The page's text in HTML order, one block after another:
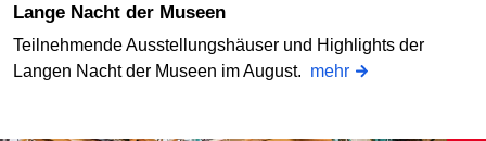
Lange Nacht der Museen
Teilnehmende Ausstellungshäuser und Highlights der
Langen Nacht der Museen im August. mehr